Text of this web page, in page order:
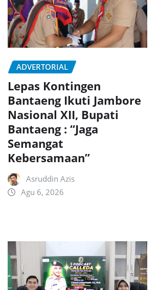
ADVERTORIAL
Lepas Kontingen
Bantaeng Ikuti Jambore
Nasional XII, Bupati
Bantaeng : “Jaga
Semangat
Kebersamaan”
Asruddin Azis
Agu 6, 2026